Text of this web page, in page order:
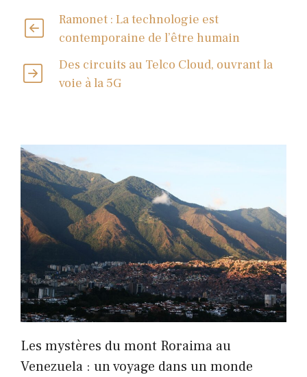
Ramonet : La technologie est
contemporaine de l’être humain
Des circuits au Telco Cloud, ouvrant la
voie à la 5G
Les mystères du mont Roraima au
Venezuela : un voyage dans un monde